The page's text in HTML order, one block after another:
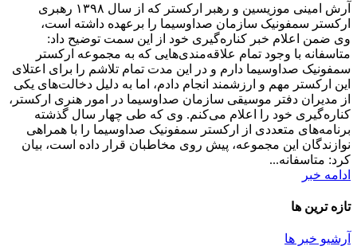
آرش امینی موزیسین و رهبر ارکستر که از سال ۱۳۹۸ رهبری
ارکستر سمفونیک سازمان صداوسیما را برعهده داشته است،
وی ضمن اعلام خبر کناره‌گیری خود از این سمت توضیح داد:
متاسفانه با وجود تمام علاقه‌مندی‌هایی که به مجموعه ارکستر
سمفونیک صداوسیما دارم و در این مدت تمام تلاشم را برای اعتلای
این ارکستر مهم و ارزشمند انجام دادم، اما به دلیل دخالت‌های یکی
از مدیران دفتر موسیقی سازمان صداوسیما در امور هنری ارکستر،
کناره‌گیری خود را اعلام می‌کنم. وی که طی چهار سال گذشته
برنامه‌های متعددی از ارکستر سمفونیک صداوسیما را با همراهی
نوازندگان این مجموعه، پیش روی مخاطبان قرار داده است، بیان
کرد: متاسفانه...
ادامه خبر
تازه ترین ها
آرشیو خبر ها